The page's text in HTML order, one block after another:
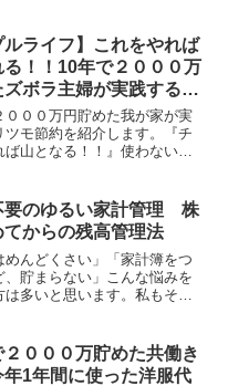
回残高を管理する『残高管理
たことで貯蓄...
ルライフ】これをやれば
る！！10年で２０００万
ズボラ主婦が実践する、
節約
０００万円貯めた我が家が実
ツモ節約を紹介します。『チ
ば山となる！！』使わない・
い洗剤があればだいたいいけ
洗顔フォーム...
要のゆるい家計管理 株
てからの残高管理法
めんどくさい」「家計簿をつ
、貯まらない」こんな悩みを
は多いと思います。私もそう
回残高を管理する『残高管理
たことで貯蓄...
２０００万貯めた共働き
年1年間に使った洋服代